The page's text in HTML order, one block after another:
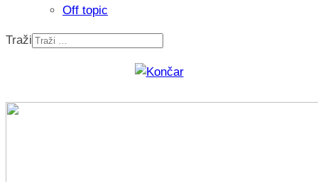
Recenzija: Einhell Professional CP-
Off topic
Traži